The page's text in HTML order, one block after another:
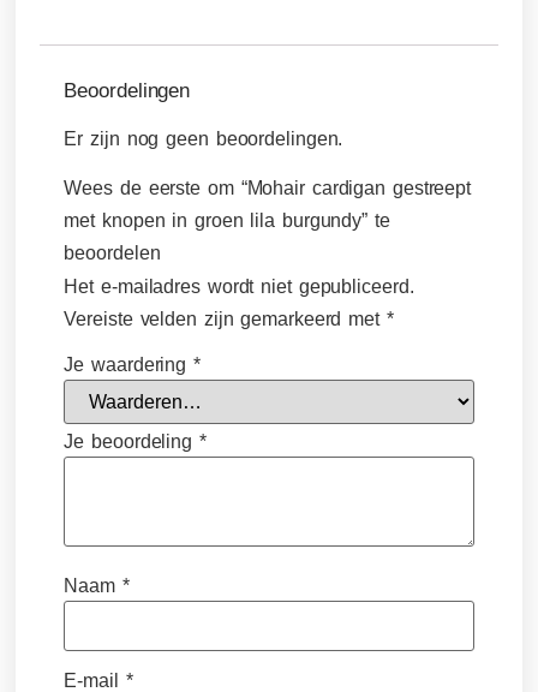
Beoordelingen
Er zijn nog geen beoordelingen.
Wees de eerste om “Mohair cardigan gestreept
met knopen in groen lila burgundy” te
beoordelen
Het e-mailadres wordt niet gepubliceerd.
Vereiste velden zijn gemarkeerd met *
Je waardering*
Je beoordeling *
Naam *
E-mail *